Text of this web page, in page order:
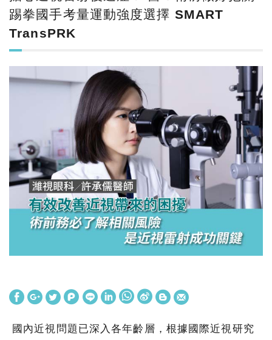
踢拳國手考量運動強度選擇 SMART
TransPRK
國內近視問題已深入各年齡層，根據國際近視研究